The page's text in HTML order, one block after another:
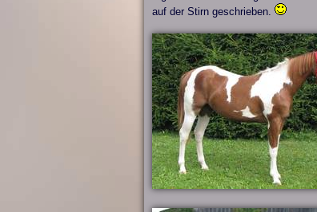
auf der Stirn geschrieben.